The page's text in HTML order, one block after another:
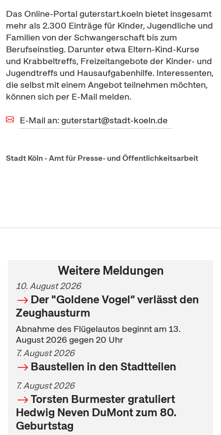
Das Online-Portal guterstart.koeln bietet insgesamt
mehr als 2.300 Einträge für Kinder, Jugendliche und
Familien von der Schwangerschaft bis zum
Berufseinstieg. Darunter etwa Eltern-Kind-Kurse
und Krabbeltreffs, Freizeitangebote der Kinder- und
Jugendtreffs und Hausaufgabenhilfe. Interessenten,
die selbst mit einem Angebot teilnehmen möchten,
können sich per E-Mail melden.
E-Mail an: guterstart@stadt-koeln.de
Stadt Köln - Amt für Presse- und Öffentlichkeitsarbeit
Weitere Meldungen
10. August 2026
Der "Goldene Vogel“ verlässt den
Zeughausturm
Abnahme des Flügelautos beginnt am 13.
August 2026 gegen 20 Uhr
7. August 2026
Baustellen in den Stadtteilen
7. August 2026
Torsten Burmester gratuliert
Hedwig Neven DuMont zum 80.
Geburtstag